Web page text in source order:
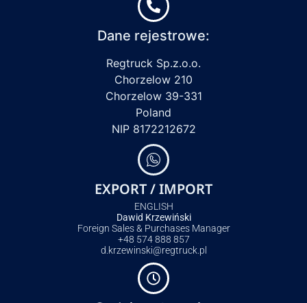
Dane rejestrowe:
Regtruck Sp.z.o.o.
Chorzelow 210
Chorzelow 39-331
Poland
NIP 8172212672
EXPORT / IMPORT
ENGLISH
Dawid Krzewiński
Foreign Sales & Purchases Manager
+48 574 888 857
d.krzewinski@regtruck.pl